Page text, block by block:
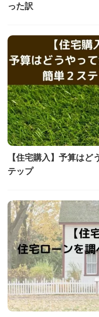
った訳
【住宅購入】予算は
テップ